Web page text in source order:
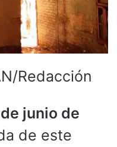
Redacción
junio de
de este